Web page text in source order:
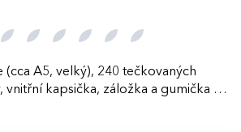
(cca A5, velký), 240 tečkovaných
vnitřní kapsička, záložka a gumička na